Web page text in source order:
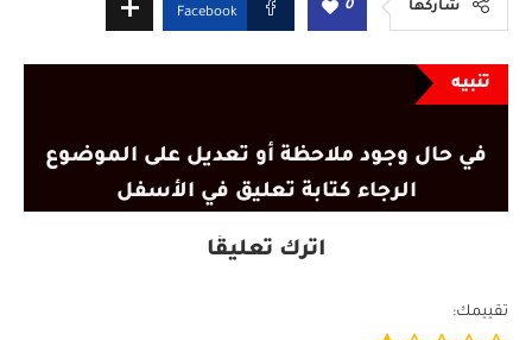
شاركها 0
Facebook
تنبيه
في حال وجود ملاحظة أو تعديل على الموضوع
الرجاء كتابة تعليق في الأسفل
اترك تعليقًا
تقييمك: